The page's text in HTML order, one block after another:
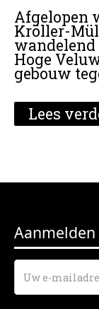
Afgelopen
Kröller-
wandelend
Hoge
gebouw
Lees